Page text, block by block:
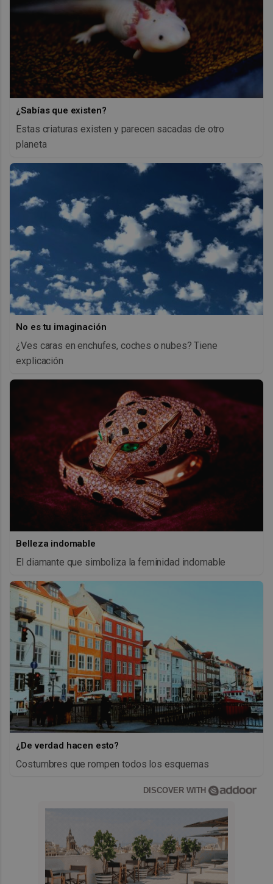
¿Sabías que existen?
Estas criaturas existen y parecen sacadas de otro
planeta
No es tu imaginación
¿Ves caras en enchufes, coches o nubes? Tiene
explicación
Belleza indomable
El diamante que simboliza la feminidad indomable
¿De verdad hacen esto?
Costumbres que rompen todos los esquemas
DISCOVER WITH